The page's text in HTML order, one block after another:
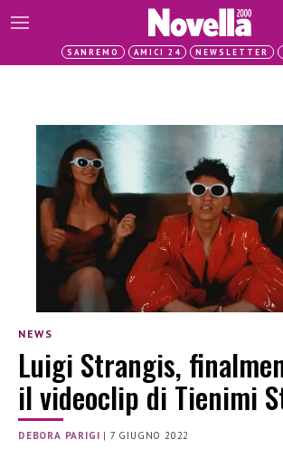
SANREMO AMICI 24 NEWSLETTER
NEWS
Luigi Strangis,
il videoclip di Tienimi
DEBORA PARIGI | 7 GIUGNO 2022